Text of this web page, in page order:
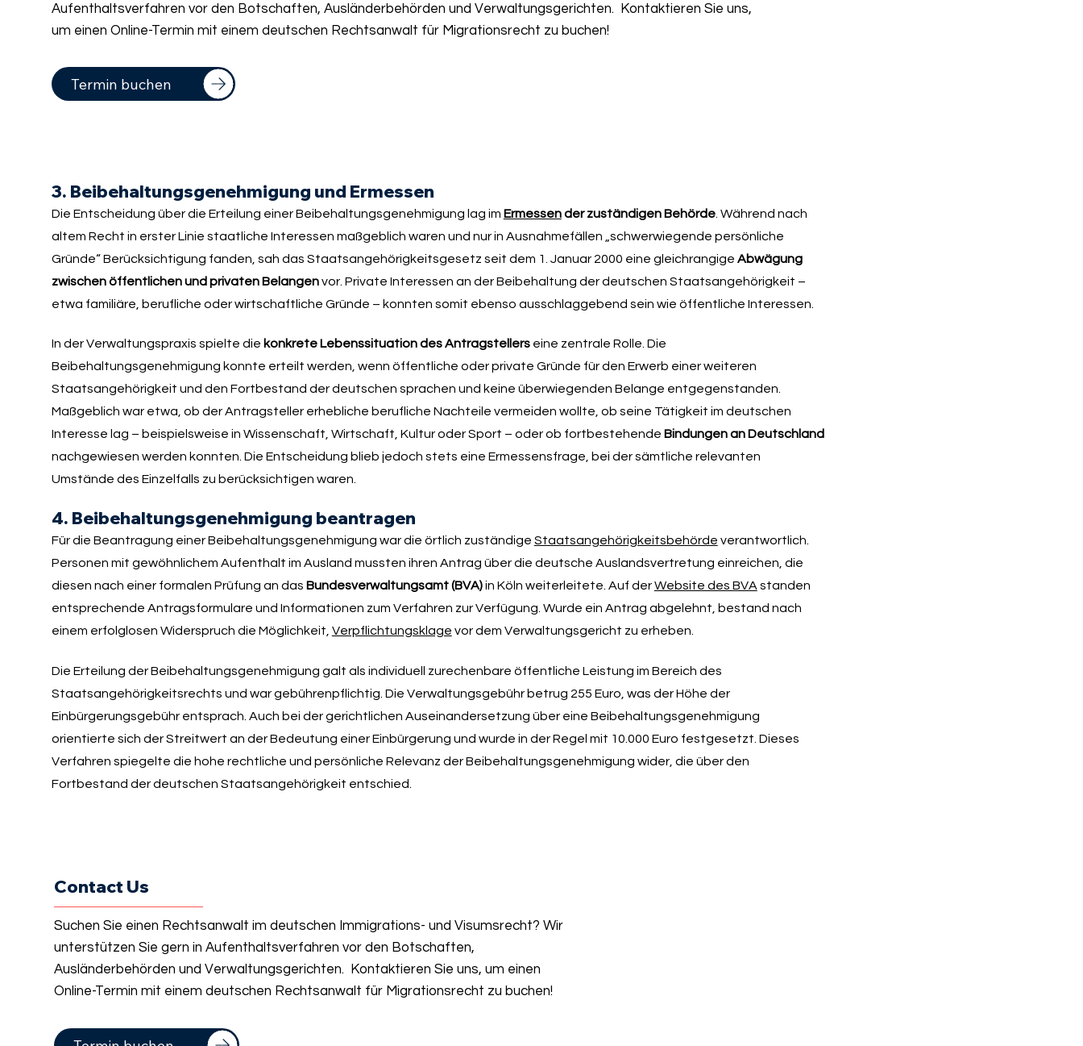
Aufenthaltsverfahren vor den Botschaften, Ausländerbehörden und Verwaltungsgerichten. Kontaktieren Sie uns,
um einen Online-Termin mit einem deutschen Rechtsanwalt für Migrationsrecht zu buchen!
Termin buchen
3. Beibehaltungsgenehmigung und Ermessen
Die Entscheidung über die Erteilung einer Beibehaltungsgenehmigung lag im Ermessender zuständigen Behörde. Während nach
altem Recht in erster Linie staatliche Interessen maßgeblich waren und nur in Ausnahmefällen „schwerwiegende persönliche
Gründe“ Berücksichtigung fanden, sah das Staatsangehörigkeitsgesetz seit dem 1. Januar 2000 eine gleichrangige Abwägung
zwischen öffentlichen und privaten Belangenvor. Private Interessen an der Beibehaltung der deutschen Staatsangehörigkeit –
etwa familiäre, berufliche oder wirtschaftliche Gründe – konnten somit ebenso ausschlaggebend sein wie öffentliche Interessen.
In der Verwaltungspraxis spielte die konkrete Lebenssituation des Antragstellerseine zentrale Rolle. Die
Beibehaltungsgenehmigung konnte erteilt werden, wenn öffentliche oder private Gründe für den Erwerb einer weiteren
Staatsangehörigkeit und den Fortbestand der deutschen sprachen und keine überwiegenden Belange entgegenstanden.
Maßgeblich war etwa, ob der Antragsteller erhebliche berufliche Nachteile vermeiden wollte, ob seine Tätigkeit im deutschen
Interesse lag – beispielsweise in Wissenschaft, Wirtschaft, Kultur oder Sport – oder ob fortbestehende Bindungen an Deutschland
nachgewiesen werden konnten. Die Entscheidung blieb jedoch stets eine Ermessensfrage, bei der sämtliche relevanten
Umstände des Einzelfalls zu berücksichtigen waren.
4. Beibehaltungsgenehmigung beantragen
Für die Beantragung einer Beibehaltungsgenehmigung war die örtlich zuständige Staatsangehörigkeitsbehörde verantwortlich.
Personen mit gewöhnlichem Aufenthalt im Ausland mussten ihren Antrag über die deutsche Auslandsvertretung einreichen, die
diesen nach einer formalen Prüfung an das Bundesverwaltungsamt (BVA)in Köln weiterleitete. Auf derWebsite des BVAstanden
entsprechende Antragsformulare und Informationen zum Verfahren zur Verfügung. Wurde ein Antrag abgelehnt, bestand nach
einem erfolglosen Widerspruch die Möglichkeit, Verpflichtungsklage vor dem Verwaltungsgericht zu erheben.
Die Erteilung der Beibehaltungsgenehmigung galt als individuell zurechenbare öffentliche Leistung im Bereich des
Staatsangehörigkeitsrechts und war gebührenpflichtig. Die Verwaltungsgebühr betrug 255 Euro, was der Höhe der
Einbürgerungsgebühr entsprach. Auch bei der gerichtlichen Auseinandersetzung über eine Beibehaltungsgenehmigung
orientierte sich der Streitwert an der Bedeutung einer Einbürgerung und wurde in der Regel mit 10.000 Euro festgesetzt. Dieses
Verfahren spiegelte die hohe rechtliche und persönliche Relevanz der Beibehaltungsgenehmigung wider, die über den
Fortbestand der deutschen Staatsangehörigkeit entschied.
Contact Us
Suchen Sie einen Rechtsanwalt im deutschen Immigrations- und Visumsrecht? Wir
unterstützen Sie gern in Aufenthaltsverfahren vor den Botschaften,
Ausländerbehörden und Verwaltungsgerichten. Kontaktieren Sie uns, um einen
Online-Termin mit einem deutschen Rechtsanwalt für Migrationsrecht zu buchen!